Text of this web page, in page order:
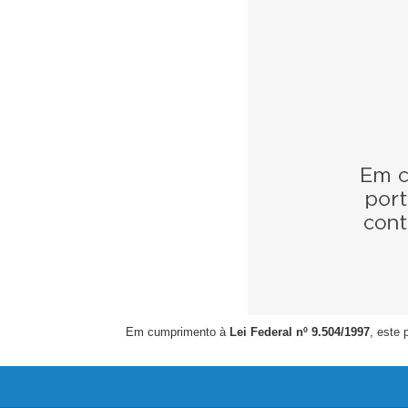
Em cumprimento à Lei Federal nº 9.504/1997, este